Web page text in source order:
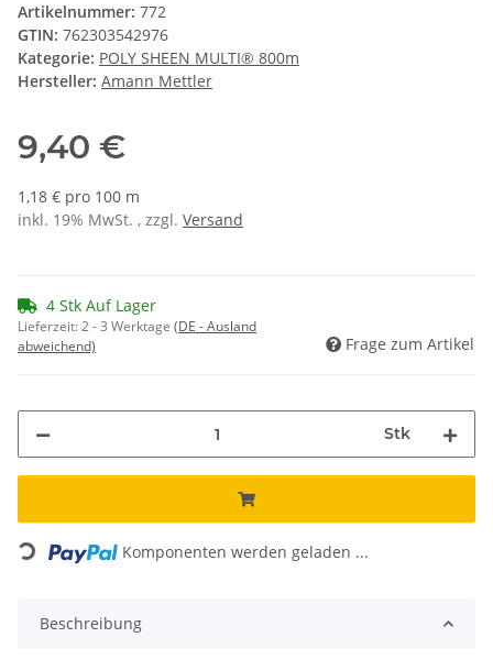
Artikelnummer: 772
GTIN: 762303542976
Kategorie: POLY SHEEN MULTI® 800m
Hersteller: Amann Mettler
9,40 €
1,18 € pro 100 m
inkl. 19% MwSt. , zzgl. Versand
4 Stk Auf Lager
Lieferzeit:2 - 3 Werktage (DE - Ausland
abweichend)
Frage zum Artikel
Stk
Loading... Komponenten werden geladen ...
Beschreibung